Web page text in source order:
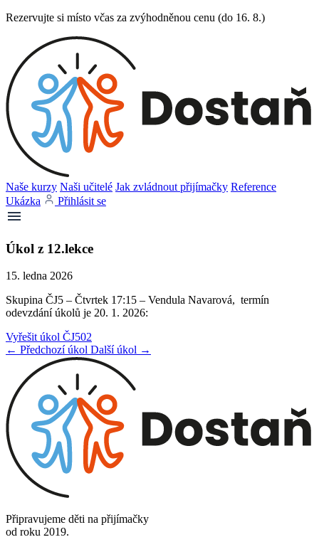
Rezervujte si místo včas za zvýhodněnou cenu (do 16. 8.)
Naše kurzy Naši učitelé Jak zvládnout přijímačky Reference
Ukázka
Přihlásit se
Úkol z 12.lekce
15. ledna 2026
Skupina ČJ5 – Čtvrtek 17:15 – Vendula Navarová, termín
odevzdání úkolů je 20. 1. 2026:
Vyřešit úkol ČJ502
← Předchozí úkol Další úkol →
Připravujeme děti na přijímačky
od roku 2019.